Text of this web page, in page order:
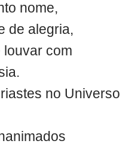
nome,
de alegria,
louvar com
no Universo